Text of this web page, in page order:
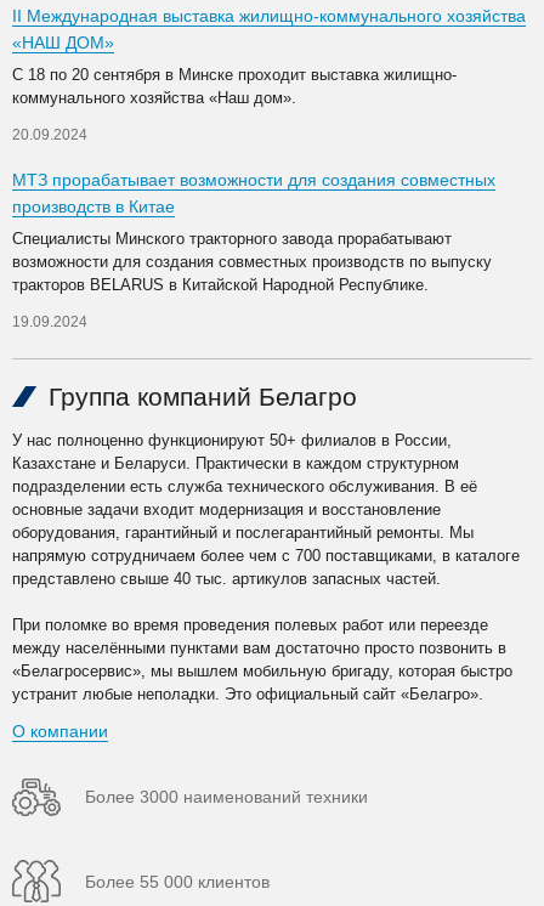
II Международная выставка жилищно-коммунального хозяйства
«НАШ ДОМ»
С 18 по 20 сентября в Минске проходит выставка жилищно-
коммунального хозяйства «Наш дом».
20.09.2024
МТЗ прорабатывает возможности для создания совместных
производств в Китае
Специалисты Минского тракторного завода прорабатывают
возможности для создания совместных производств по выпуску
тракторов BELARUS в Китайской Народной Республике.
19.09.2024
Группа компаний Белагро
У нас полноценно функционируют 50+ филиалов в России,
Казахстане и Беларуси. Практически в каждом структурном
подразделении есть служба технического обслуживания. В её
основные задачи входит модернизация и восстановление
оборудования, гарантийный и послегарантийный ремонты. Мы
напрямую сотрудничаем более чем с 700 поставщиками, в каталоге
представлено свыше 40 тыс. артикулов запасных частей.
При поломке во время проведения полевых работ или переезде
между населёнными пунктами вам достаточно просто позвонить в
«Белагросервис», мы вышлем мобильную бригаду, которая быстро
устранит любые неполадки. Это официальный сайт «Белагро».
О компании
Более 3000 наименований техники
Более 55 000 клиентов